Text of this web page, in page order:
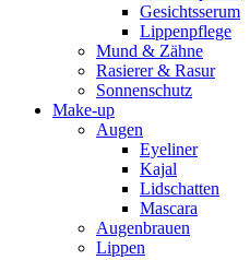
Gesichtsserum
Lippenpflege
Mund & Zähne
Rasierer & Rasur
Sonnenschutz
Make-up
Augen
Eyeliner
Kajal
Lidschatten
Mascara
Augenbrauen
Lippen